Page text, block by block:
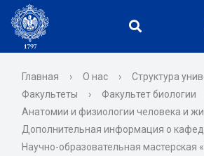
Главная › О нас › Структура
Факультеты
› Факультет биологии
Анатомии и физиологии человека и
Дополнительная информация о
Научно-образовательная мастерская